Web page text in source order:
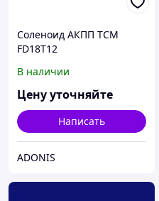
Соленоид АКПП TCM
FD18T12
В наличии
Цену уточняйте
Написать
ADONIS